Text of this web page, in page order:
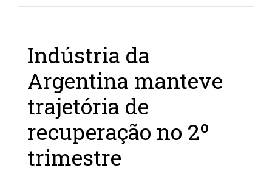
Indústria da
Argentina manteve
trajetória de
recuperação no 2º
trimestre